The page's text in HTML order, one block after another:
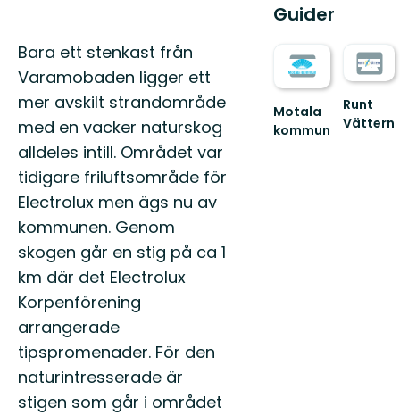
Beskrivning
Bara ett stenkast från
Varamobaden ligger ett
mer avskilt strandområde
med en vacker naturskog
alldeles intill. Området var
tidigare friluftsområde för
Electrolux men ägs nu av
kommunen. Genom
skogen går en stig på ca 1
km där det Electrolux
Korpenförening
arrangerade
tipspromenader. För den
naturintresserade är
stigen som går i området
Guider
Motala
kommun
Runt
Vättern